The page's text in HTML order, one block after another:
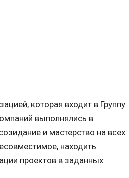
которая входит в Группу
выполнялись в
и мастерство на всех
находить
проектов в заданных